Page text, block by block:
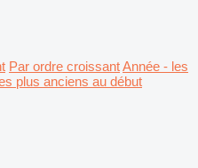
Par ordre croissantAnnée - les
plus anciens au début